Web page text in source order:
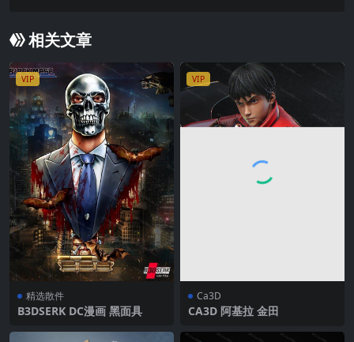
相关文章
VIP
精选散件
B3DSERK DC漫画 黑面具
VIP
Ca3D
CA3D 阿基拉 金田